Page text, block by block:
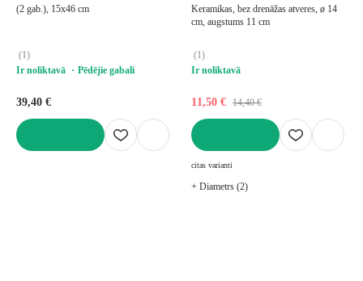
(2 gab.), 15x46 cm
(1)
Ir noliktavā
Pēdējie gabali
39,40 €
Keramikas, bez drenāžas atveres, ø 14
cm, augstums 11 cm
(1)
Ir noliktavā
11,50 € 14,40 €
citas varianti
+ Diametrs (2)